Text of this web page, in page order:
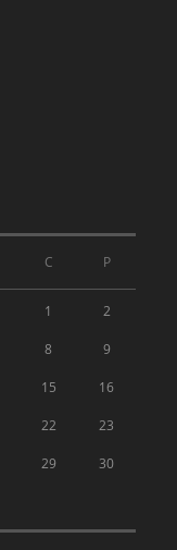
C P
1 2
8 9
15 16
22 23
29 30